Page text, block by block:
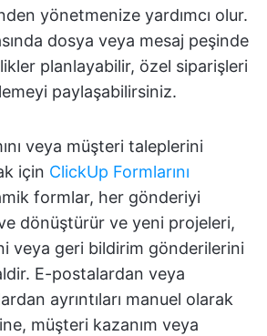
yönetmenize yardımcı olur.
dosya veya mesaj peşinde
planlayabilir, özel siparişleri
paylaşabilirsiniz.
veya müşteri taleplerini
için ClickUp Formlarını
formlar, her gönderiyi
dönüştürür ve yeni projeleri,
veya geri bildirim gönderilerini
E-postalardan veya
ayrıntıları manuel olarak
müşteri kazanım veya